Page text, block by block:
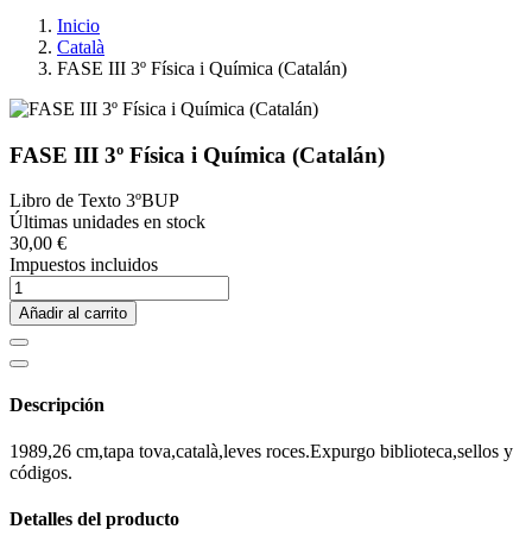
Inicio
Català
FASE III 3º Física i Química (Catalán)
FASE III 3º Física i Química (Catalán)
Libro de Texto 3ºBUP
Últimas unidades en stock
30,00 €
Impuestos incluidos
Añadir al carrito
Descripción
1989,26 cm,tapa tova,català,leves roces.Expurgo biblioteca,sellos y
códigos.
Detalles del producto